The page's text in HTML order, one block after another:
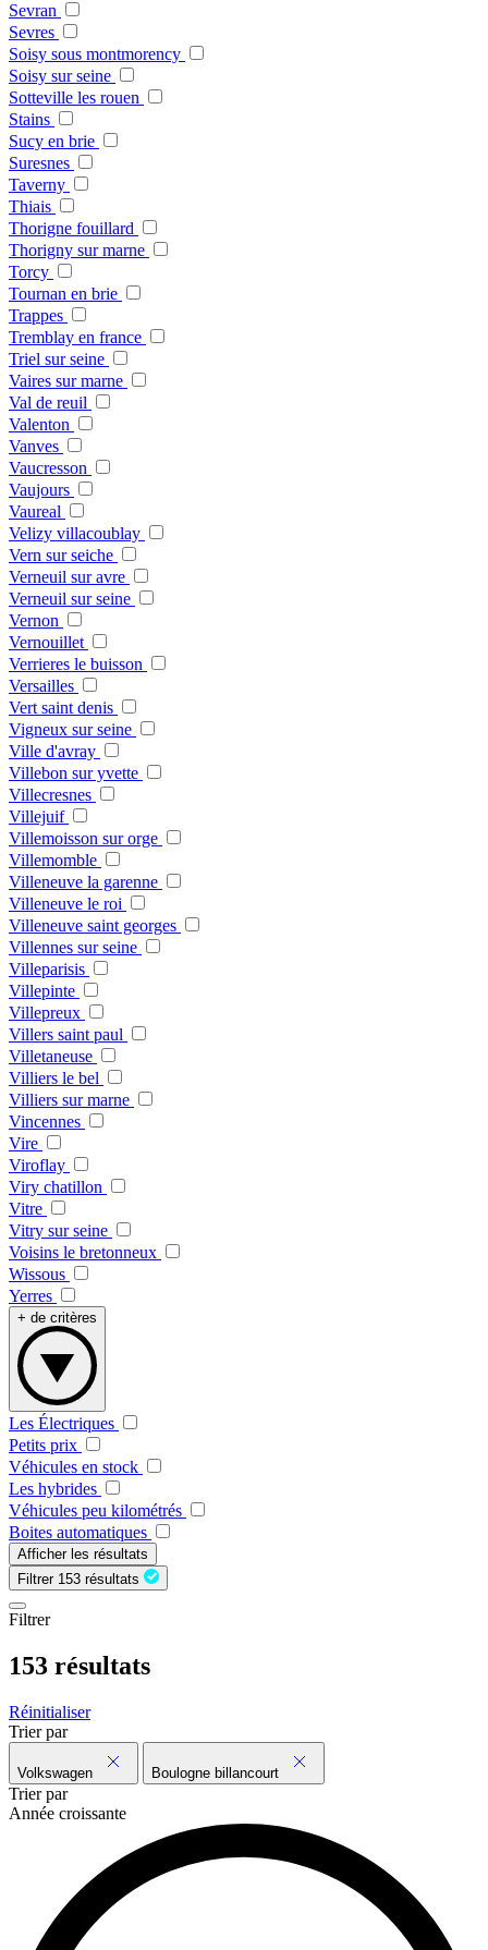
Sevran
Sevres
Soisy sous montmorency
Soisy sur seine
Sotteville les rouen
Stains
Sucy en brie
Suresnes
Taverny
Thiais
Thorigne fouillard
Thorigny sur marne
Torcy
Tournan en brie
Trappes
Tremblay en france
Triel sur seine
Vaires sur marne
Val de reuil
Valenton
Vanves
Vaucresson
Vaujours
Vaureal
Velizy villacoublay
Vern sur seiche
Verneuil sur avre
Verneuil sur seine
Vernon
Vernouillet
Verrieres le buisson
Versailles
Vert saint denis
Vigneux sur seine
Ville d'avray
Villebon sur yvette
Villecresnes
Villejuif
Villemoisson sur orge
Villemomble
Villeneuve la garenne
Villeneuve le roi
Villeneuve saint georges
Villennes sur seine
Villeparisis
Villepinte
Villepreux
Villers saint paul
Villetaneuse
Villiers le bel
Villiers sur marne
Vincennes
Vire
Viroflay
Viry chatillon
Vitre
Vitry sur seine
Voisins le bretonneux
Wissous
Yerres
+ de critères
Les Électriques
Petits prix
Véhicules en stock
Les hybrides
Véhicules peu kilométrés
Boites automatiques
Afficher les résultats
Filtrer 153 résultats
Filtrer
153 résultats
Réinitialiser
Trier par
Volkswagen Boulogne billancourt
Trier par
Année croissante